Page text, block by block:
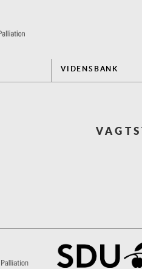
VIDENSBANK